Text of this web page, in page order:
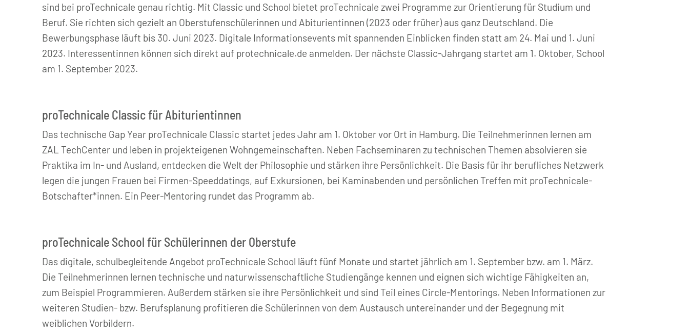
sind bei proTechnicale genau richtig. Mit Classic und School bietet proTechnicale zwei Programme zur Orientierung für Studium und
Beruf. Sie richten sich gezielt an Oberstufenschülerinnen und Abiturientinnen (2023 oder früher) aus ganz Deutschland. Die
Bewerbungsphase läuft bis 30. Juni 2023. Digitale Informationsevents mit spannenden Einblicken finden statt am 24. Mai und 1. Juni
2023. Interessentinnen können sich direkt auf protechnicale.de anmelden. Der nächste Classic-Jahrgang startet am 1. Oktober, School
am 1. September 2023.
proTechnicale Classic für Abiturientinnen
Das technische Gap Year proTechnicale Classic startet jedes Jahr am 1. Oktober vor Ort in Hamburg. Die Teilnehmerinnen lernen am
ZAL TechCenter und leben in projekteigenen Wohngemeinschaften. Neben Fachseminaren zu technischen Themen absolvieren sie
Praktika im In- und Ausland, entdecken die Welt der Philosophie und stärken ihre Persönlichkeit. Die Basis für ihr berufliches Netzwerk
legen die jungen Frauen bei Firmen-Speeddatings, auf Exkursionen, bei Kaminabenden und persönlichen Treffen mit proTechnicale-
Botschafter*innen. Ein Peer-Mentoring rundet das Programm ab.
proTechnicale School für Schülerinnen der Oberstufe
Das digitale, schulbegleitende Angebot proTechnicale School läuft fünf Monate und startet jährlich am 1. September bzw. am 1. März.
Die Teilnehmerinnen lernen technische und naturwissenschaftliche Studiengänge kennen und eignen sich wichtige Fähigkeiten an,
zum Beispiel Programmieren. Außerdem stärken sie ihre Persönlichkeit und sind Teil eines Circle-Mentorings. Neben Informationen zur
weiteren Studien- bzw. Berufsplanung profitieren die Schülerinnen von dem Austausch untereinander und der Begegnung mit
weiblichen Vorbildern.